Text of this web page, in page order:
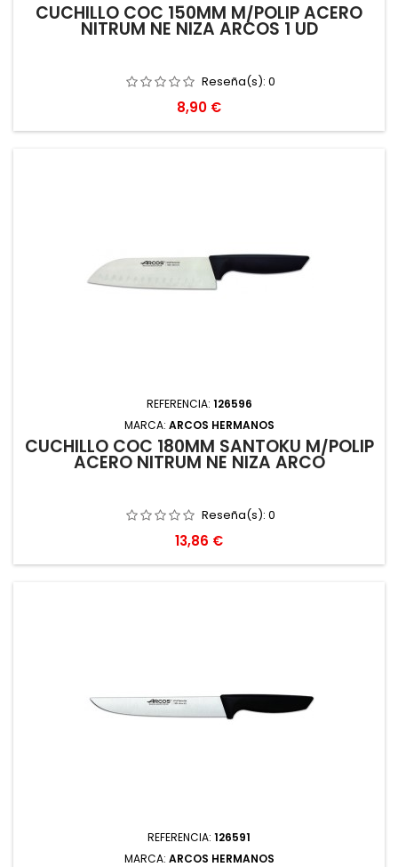
CUCHILLO COC 150MM M/POLIP ACERO
NITRUM NE NIZA ARCOS 1 UD
Reseña(s): 0
Precio
8,90 €
REFERENCIA: 126596
MARCA: ARCOS HERMANOS
CUCHILLO COC 180MM SANTOKU M/POLIP
ACERO NITRUM NE NIZA ARCO
Reseña(s): 0
Precio
13,86 €
REFERENCIA: 126591
MARCA: ARCOS HERMANOS